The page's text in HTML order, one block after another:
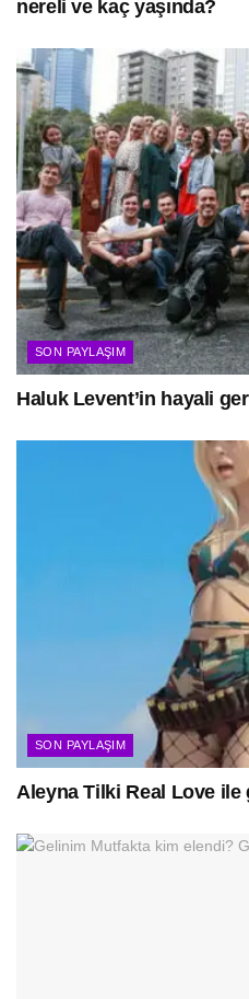
nereli ve kaç yaşında?
SON PAYLAŞIM
Haluk Levent’in hayali
SON PAYLAŞIM
Aleyna Tilki Real Love